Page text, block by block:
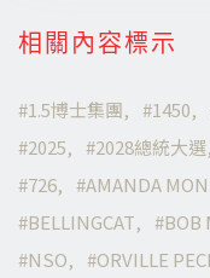
相關內容標示
1.5博士集團 1450
2025
2028總統大選
726
AMANDA
BELLINGCAT
BOB
NSO
ORVILLE